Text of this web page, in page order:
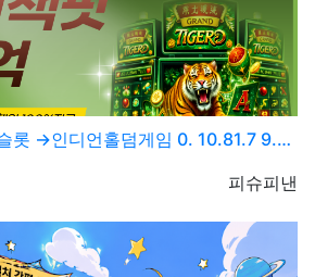
롯 →인디언홀덤게임 0. 10.81.7 9.→5…
등록자
피슈피낸